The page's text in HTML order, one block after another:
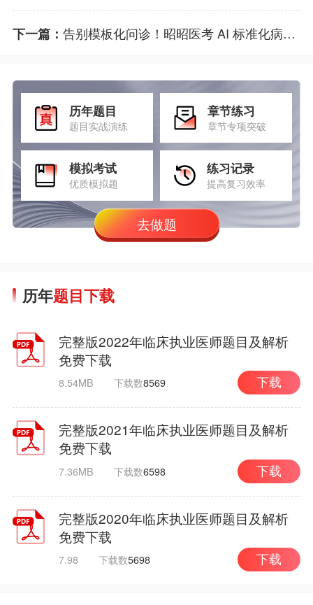
下一篇： 告别模板化问诊！昭昭医考 AI 标准化病人系统上线
历年题目
题目实战演练
章节练习
章节专项突破
模拟考试
优质模拟题
练习记录
提高复习效率
去做题
历年题目下载
完整版2022年临床执业医师题目及解析
免费下载
8.54MB 下载数8569 下载
完整版2021年临床执业医师题目及解析
免费下载
7.36MB 下载数6598 下载
完整版2020年临床执业医师题目及解析
免费下载
7.98 下载数5698 下载